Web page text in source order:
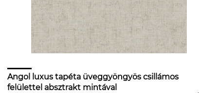
Angol luxus tapéta üveggyöngyös csillámos
felülettel absztrakt mintával